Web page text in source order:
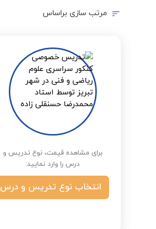
مرتب سازی براساس
برای مشاهده قیمت، نوع تدریس و
درس را وارد نمایید:
انتخاب نوع تدریس و درس